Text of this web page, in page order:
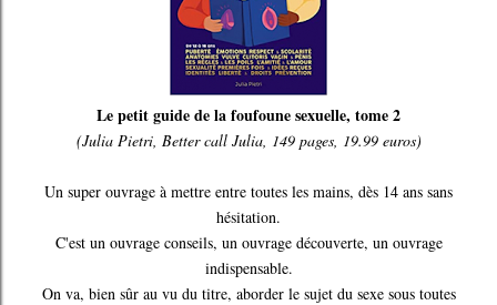
Le petit guide de la foufoune sexuelle, tome 2
(Julia Pietri, Better call Julia, 149 pages, 19.99 euros)
Un super ouvrage à mettre entre toutes les mains, dès 14 ans sans
hésitation.
C'est un ouvrage conseils, un ouvrage découverte, un ouvrage
indispensable.
On va, bien sûr au vu du titre, aborder le sujet du sexe sous toutes